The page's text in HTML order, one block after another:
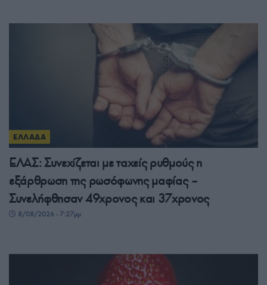
ΕΛΛΑΔΑ
ΕΛΑΣ: Συνεχίζεται με ταχείς ρυθμούς η
εξάρθρωση της ρωσόφωνης μαφίας –
Συνελήφθησαν 49χρονος και 37χρονος
8/08/2026 - 7:27μμ